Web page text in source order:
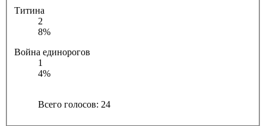
Титина
2
8%
Война единорогов
1
4%
Всего голосов: 24